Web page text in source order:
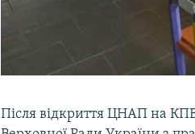
Після відкриття ЦНАП на